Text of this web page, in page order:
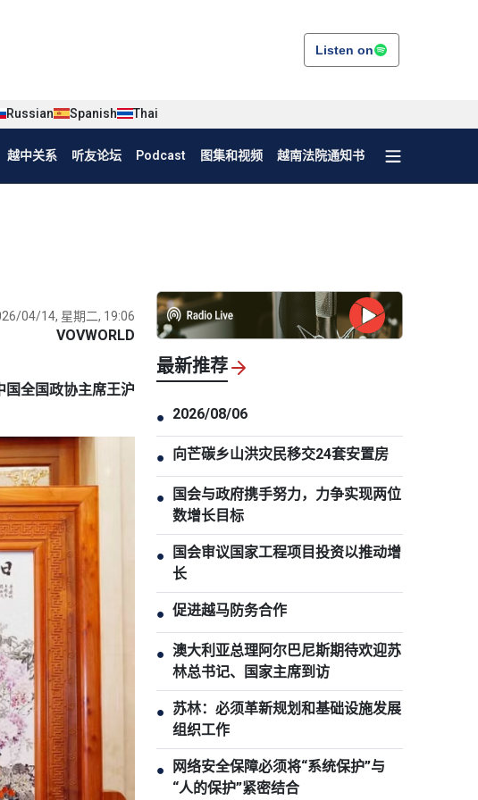
Listen on
Russian Spanish Thai
越中关系 听友论坛 Podcast 图集和视频 越南法院通知书
04/14, 星期二, 19:06
VOVWORLD
国全国政协主席王沪
最新推荐
● 2026/08/06
● 向芒碳乡山洪灾民移交24套安置房
●
国会与政府携手努力，力争实现两位
数增长目标
●
国会审议国家工程项目投资以推动增
长
● 促进越马防务合作
● 澳大利亚总理阿尔巴尼斯期待欢迎苏
林总书记、国家主席到访
● 苏林：必须革新规划和基础设施发展
组织工作
●
网络安全保障必须将“系统保护”与
“人的保护”紧密结合